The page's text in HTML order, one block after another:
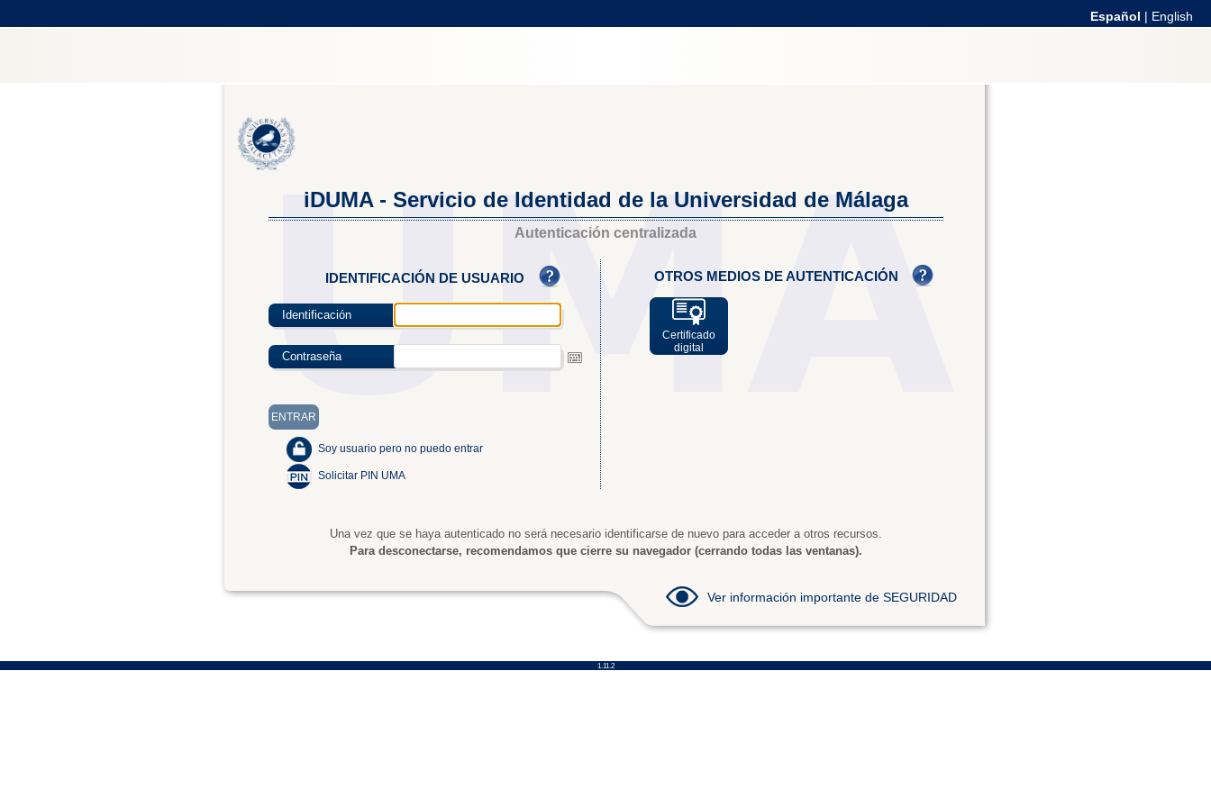
Español | English
iDUMA - Servicio de Identidad de la Universidad de Málaga
Autenticación centralizada
IDENTIFICACIÓN DE USUARIO
Identificación
Contraseña
Soy usuario pero no puedo entrar
Solicitar PIN UMA
OTROS MEDIOS DE AUTENTICACIÓN
Certificado
digital
Una vez que se haya autenticado no será necesario identificarse de nuevo para acceder a otros recursos.
Para desconectarse, recomendamos que cierre su navegador (cerrando todas las ventanas).
Ver información importante de SEGURIDAD
1.11.2